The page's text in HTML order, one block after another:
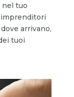
nel tuo
arrivano,
tuoi